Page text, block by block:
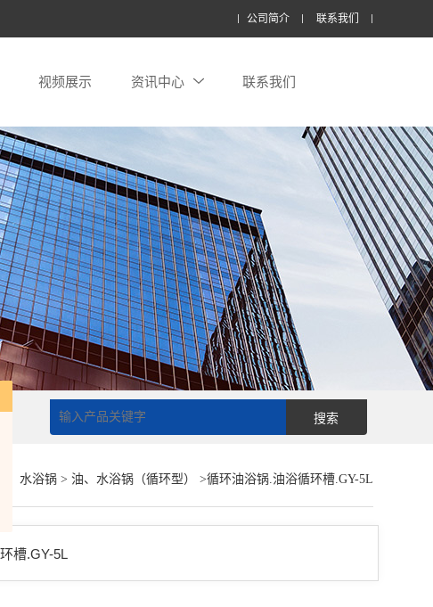
公司简介 联系我们
视频展示 资讯中心 联系我们
油、水浴锅> 油、水浴锅（循环型） >循环油浴锅.油浴循环槽.GY-5L